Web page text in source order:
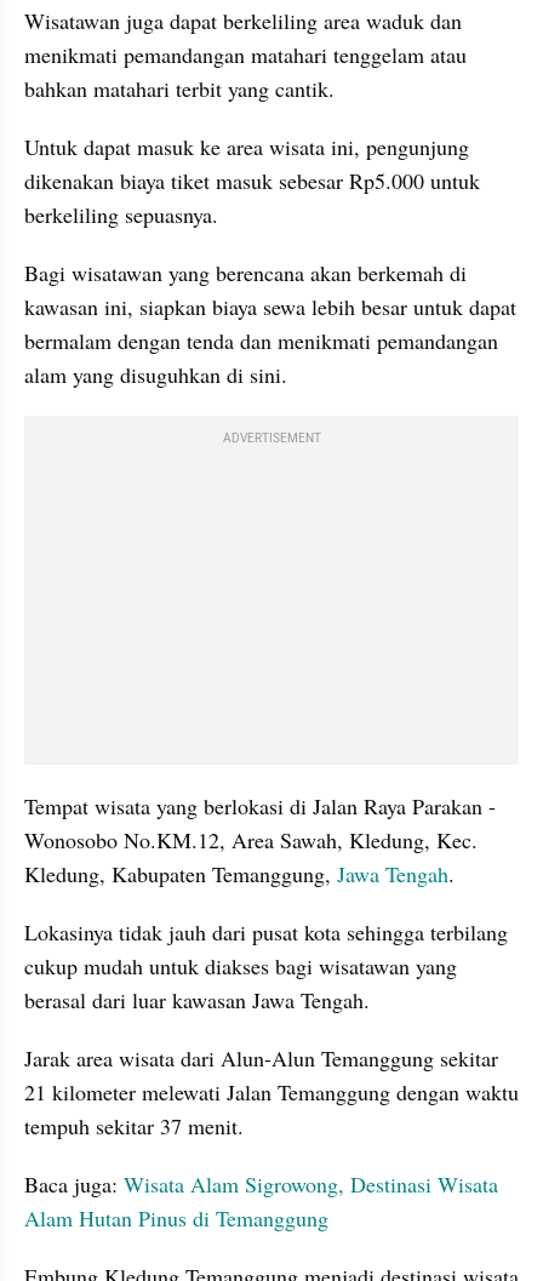
Wisatawan juga dapat berkeliling area waduk dan
menikmati pemandangan matahari tenggelam atau
bahkan matahari terbit yang cantik.
Untuk dapat masuk ke area wisata ini, pengunjung
dikenakan biaya tiket masuk sebesar Rp5.000 untuk
berkeliling sepuasnya.
Bagi wisatawan yang berencana akan berkemah di
kawasan ini, siapkan biaya sewa lebih besar untuk dapat
bermalam dengan tenda dan menikmati pemandangan
alam yang disuguhkan di sini.
ADVERTISEMENT
Tempat wisata yang berlokasi di Jalan Raya Parakan -
Wonosobo No.KM.12, Area Sawah, Kledung, Kec.
Kledung, Kabupaten Temanggung, Jawa Tengah.
Lokasinya tidak jauh dari pusat kota sehingga terbilang
cukup mudah untuk diakses bagi wisatawan yang
berasal dari luar kawasan Jawa Tengah.
Jarak area wisata dari Alun-Alun Temanggung sekitar
21 kilometer melewati Jalan Temanggung dengan waktu
tempuh sekitar 37 menit.
Baca juga: Wisata Alam Sigrowong, Destinasi Wisata
Alam Hutan Pinus di Temanggung